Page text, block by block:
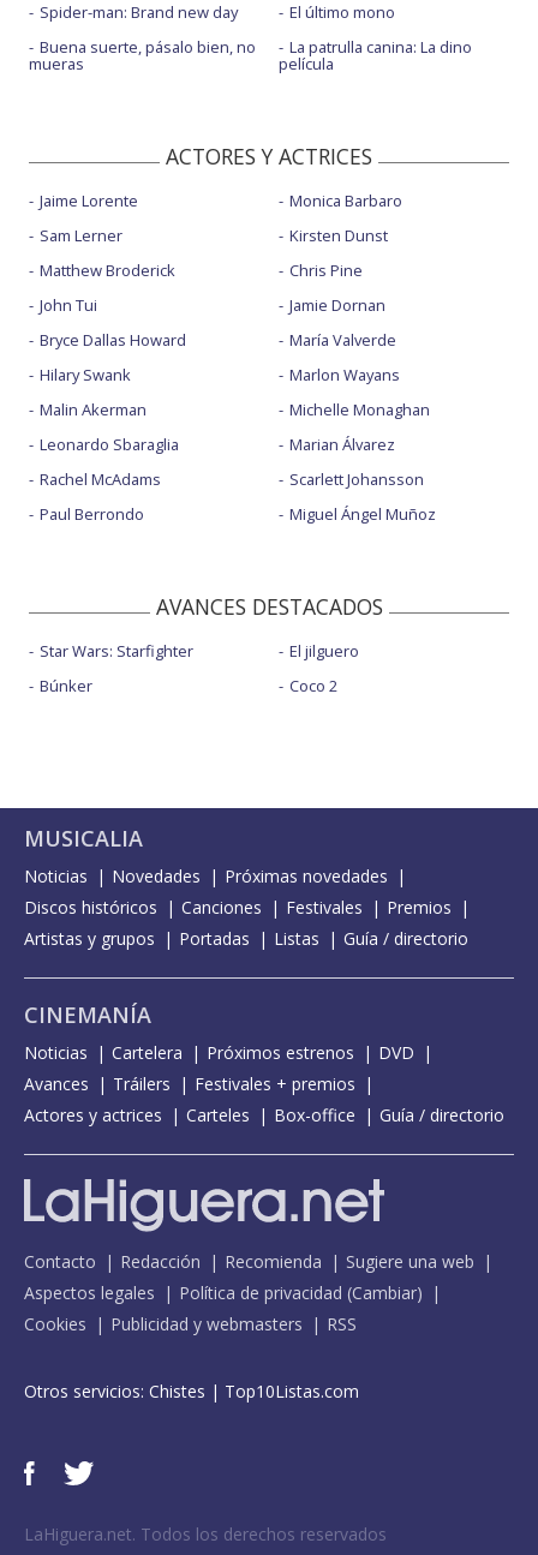
Spider-man: Brand new day
Buena suerte, pásalo bien, no
mueras
El último mono
La patrulla canina: La dino
película
ACTORES Y ACTRICES
Jaime Lorente
Sam Lerner
Matthew Broderick
John Tui
Bryce Dallas Howard
Hilary Swank
Malin Akerman
Leonardo Sbaraglia
Rachel McAdams
Paul Berrondo
Monica Barbaro
Kirsten Dunst
Chris Pine
Jamie Dornan
María Valverde
Marlon Wayans
Michelle Monaghan
Marian Álvarez
Scarlett Johansson
Miguel Ángel Muñoz
AVANCES DESTACADOS
Star Wars: Starfighter
Búnker
El jilguero
Coco 2
MUSICALIA
Noticias Novedades
Próximas novedades
Discos históricos
Canciones Festivales
Premios
Artistas y grupos
Portadas Listas Guía / directorio
CINEMANÍA
Noticias Cartelera Próximos estrenos
DVD
Avances
Tráilers
Festivales + premios
Actores y actrices
Carteles Box-office Guía / directorio
Contacto Redacción Recomienda
Sugiere una web
Aspectos legales
Política de privacidad (Cambiar)
Cookies
Publicidad y webmasters RSS
Otros servicios: Chistes | Top10Listas.com
LaHiguera.net. Todos los derechos reservados